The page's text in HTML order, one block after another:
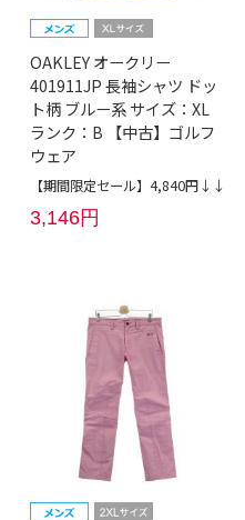
OAKLEY オークリー
401911JP 長袖シャツ ドッ
ト柄 ブルー系 サイズ：XL
ランク：B 【中古】ゴルフ
ウェア
【期間限定セール】4,840円↓↓
3,146円